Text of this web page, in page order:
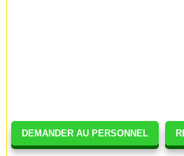
DEMANDER AU PERSONNEL